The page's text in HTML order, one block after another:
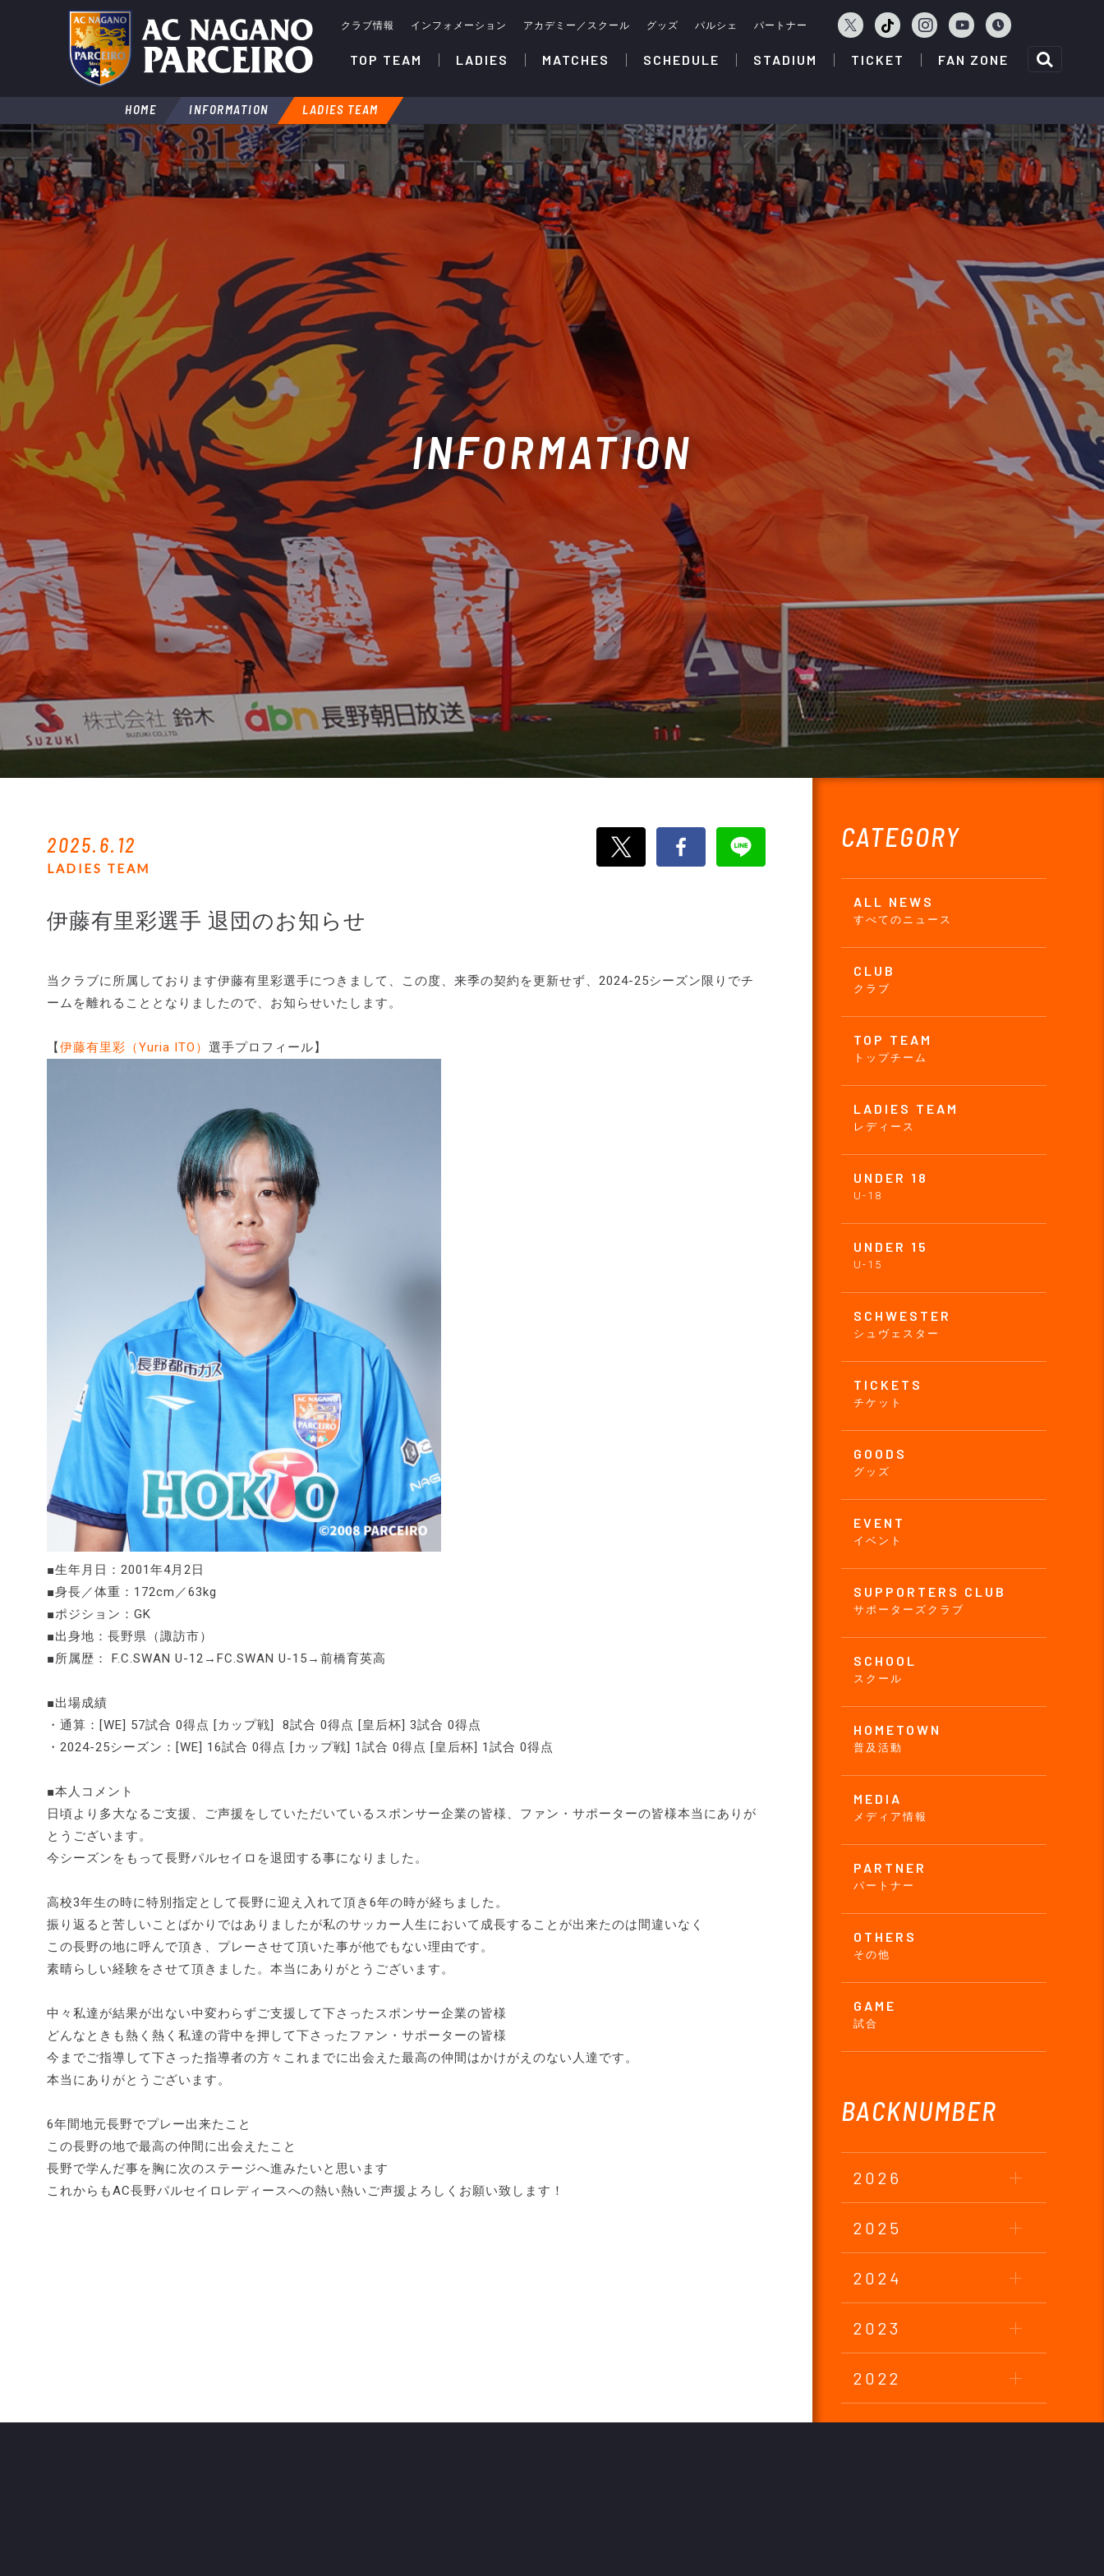
クラブ情報 インフォメーション アカデミー／スクール グッズ パルシェ パートナー
TOP TEAM LADIES MATCHES SCHEDULE STADIUM TICKET FAN ZONE
HOME INFORMATION LADIES TEAM
INFORMATION
CATEGORY
ALL NEWS
すべてのニュース
CLUB
クラブ
TOP TEAM
トップチーム
LADIES TEAM
レディース
UNDER 18
U-18
UNDER 15
U-15
SCHWESTER
シュヴェスター
TICKETS
チケット
GOODS
グッズ
EVENT
イベント
SUPPORTERS CLUB
サポーターズクラブ
SCHOOL
スクール
HOMETOWN
普及活動
MEDIA
メディア情報
PARTNER
パートナー
OTHERS
その他
GAME
試合
BACKNUMBER
2026
2025
2024
2023
2022
2021
2025.6.12
LADIES TEAM
伊藤有里彩選手 退団のお知らせ
当クラブに所属しております伊藤有里彩選手につきまして、この度、来季の契約を更新せず、2024-25シーズン限りでチ
ームを離れることとなりましたので、お知らせいたします。
【伊藤有里彩（Yuria ITO） 選手プロフィール】
■生年月日：2001年4月2日
■身長／体重：172cm／63kg
■ポジション：GK
■出身地：長野県（諏訪市）
■所属歴： F.C.SWAN U-12→FC.SWAN U-15→前橋育英高
■出場成績
・通算：[WE] 57試合 0得点 [カップ戦] 8試合 0得点 [皇后杯] 3試合 0得点
・2024-25シーズン：[WE] 16試合 0得点 [カップ戦] 1試合 0得点 [皇后杯] 1試合 0得点
■本人コメント
日頃より多大なるご支援、ご声援をしていただいているスポンサー企業の皆様、ファン・サポーターの皆様本当にありが
とうございます。
今シーズンをもって長野パルセイロを退団する事になりました。
高校3年生の時に特別指定として長野に迎え入れて頂き6年の時が経ちました。
振り返ると苦しいことばかりではありましたが私のサッカー人生において成長することが出来たのは間違いなく
この長野の地に呼んで頂き、プレーさせて頂いた事が他でもない理由です。
素晴らしい経験をさせて頂きました。本当にありがとうございます。
中々私達が結果が出ない中変わらずご支援して下さったスポンサー企業の皆様
どんなときも熱く熱く私達の背中を押して下さったファン・サポーターの皆様
今までご指導して下さった指導者の方々これまでに出会えた最高の仲間はかけがえのない人達です。
本当にありがとうございます。
6年間地元長野でプレー出来たこと
この長野の地で最高の仲間に出会えたこと
長野で学んだ事を胸に次のステージへ進みたいと思います
これからもAC長野パルセイロレディースへの熱い熱いご声援よろしくお願い致します！